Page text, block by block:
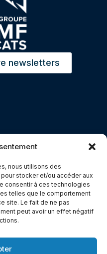
nous utilisons des
stocker et/ou accéder aux
consentir à ces technologies
telles que le comportement
site. Le fait de ne pas
peut avoir un effet négatif
newsletters